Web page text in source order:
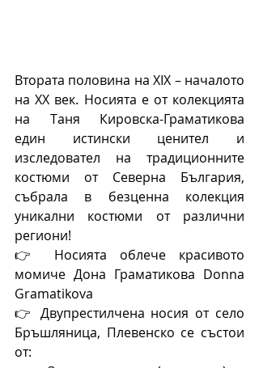
Втората половина на ХІХ – началото
на ХХ век. Носията е от колекцията
на Таня Кировска-Граматикова
един истински ценител и
изследовател на традиционните
костюми от Северна България,
събрала в безценна колекция
уникални костюми от различни
региони!
👉 Носията облече красивото
момиче Дона Граматикова Donna
Gramatikova
👉 Двупрестилчена носия от село
Бръшляница, Плевенско се състои
от: